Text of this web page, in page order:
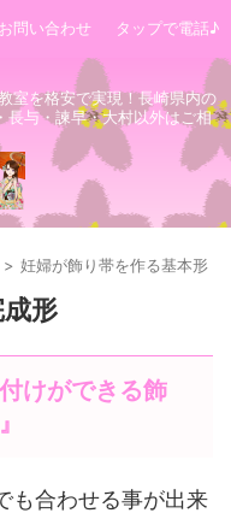
お問い合わせ タップで電話♪
室を格安で実現！長崎県内の
長与・諫早・大村以外はご相
> 妊婦が飾り帯を作る基本形
形
けができる飾
も合わせる事が出来